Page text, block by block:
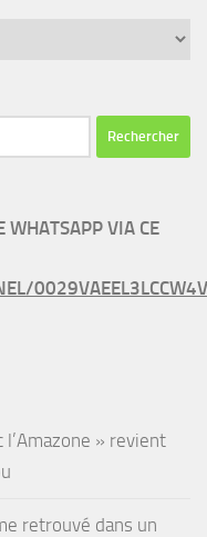
WHATSAPP VIA CE
l’Amazone » revient
retrouvé dans un